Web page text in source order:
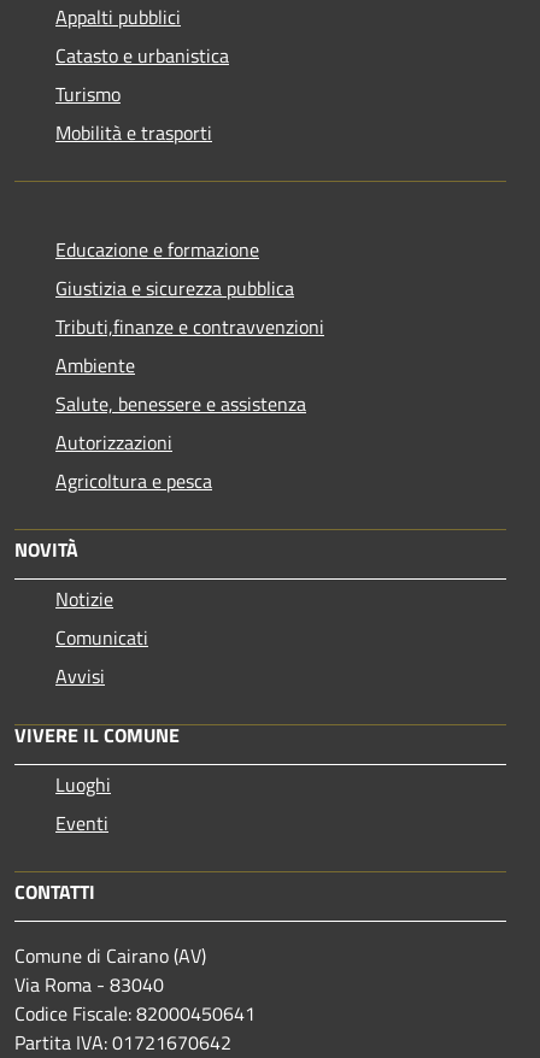
Appalti pubblici
Catasto e urbanistica
Turismo
Mobilità e trasporti
Educazione e formazione
Giustizia e sicurezza pubblica
Tributi,finanze e contravvenzioni
Ambiente
Salute, benessere e assistenza
Autorizzazioni
Agricoltura e pesca
NOVITÀ
Notizie
Comunicati
Avvisi
VIVERE IL COMUNE
Luoghi
Eventi
CONTATTI
Comune di Cairano (AV)
Via Roma - 83040
Codice Fiscale: 82000450641
Partita IVA: 01721670642